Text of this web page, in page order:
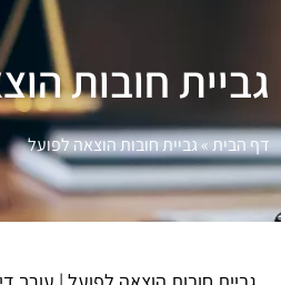
גביית חובות
דף הבית»גביית חובות הוצאה לפועל